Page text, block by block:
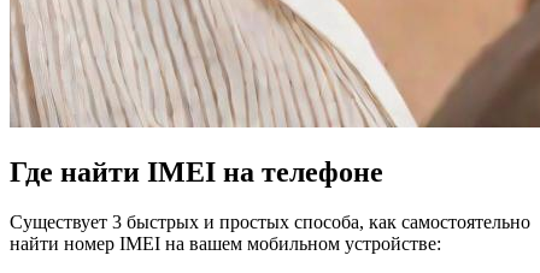
Где найти IMEI на телефоне
Существует 3 быстрых и простых способа, как самостоятельно
найти номер IMEI на вашем мобильном устройстве: